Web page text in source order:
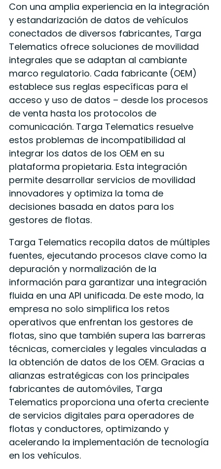
Con una amplia experiencia en la integración
y estandarización de datos de vehículos
conectados de diversos fabricantes, Targa
Telematics ofrece soluciones de movilidad
integrales que se adaptan al cambiante
marco regulatorio. Cada fabricante (OEM)
establece sus reglas específicas para el
acceso y uso de datos – desde los procesos
de venta hasta los protocolos de
comunicación. Targa Telematics resuelve
estos problemas de incompatibilidad al
integrar los datos de los OEM en su
plataforma propietaria. Esta integración
permite desarrollar servicios de movilidad
innovadores y optimiza la toma de
decisiones basada en datos para los
gestores de flotas.
Targa Telematics recopila datos de múltiples
fuentes, ejecutando procesos clave como la
depuración y normalización de la
información para garantizar una integración
fluida en una API unificada. De este modo, la
empresa no solo simplifica los retos
operativos que enfrentan los gestores de
flotas, sino que también supera las barreras
técnicas, comerciales y legales vinculadas a
la obtención de datos de los OEM. Gracias a
alianzas estratégicas con los principales
fabricantes de automóviles, Targa
Telematics proporciona una oferta creciente
de servicios digitales para operadores de
flotas y conductores, optimizando y
acelerando la implementación de tecnología
en los vehículos.